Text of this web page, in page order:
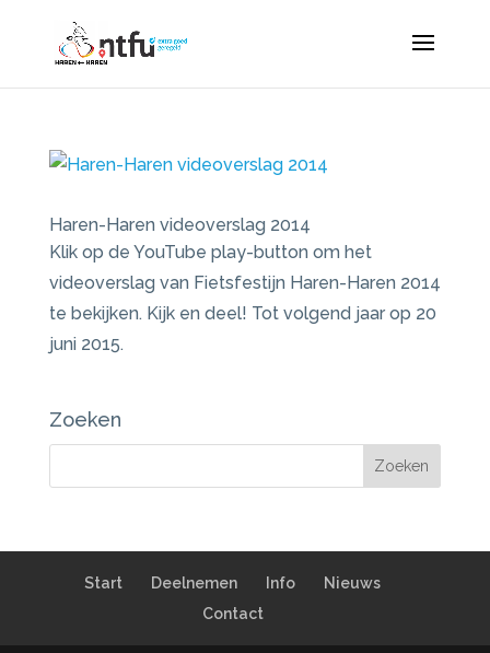
Haren-Haren videoverslag 2014
Klik op de YouTube play-button om het
videoverslag van Fietsfestijn Haren-Haren 2014
te bekijken. Kijk en deel! Tot volgend jaar op 20
juni 2015.
Zoeken
Start Deelnemen Info
Nieuws
Contact